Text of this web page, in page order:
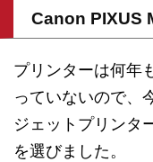
Canon PIXUS
プリンターは何年
っていないので、
ジェットプリンタ
を選びました。